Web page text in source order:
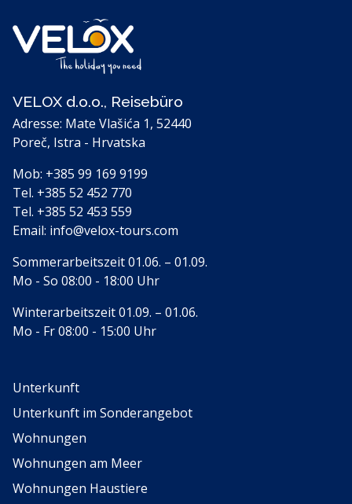
VELOX d.o.o., Reisebüro
Adresse: Mate Vlašića 1, 52440
Poreč, Istra - Hrvatska
Mob: +385 99 169 9199
Tel. +385 52 452 770
Tel. +385 52 453 559
Email: info@velox-tours.com
Sommerarbeitszeit 01.06. – 01.09.
Mo - So 08:00 - 18:00 Uhr
Winterarbeitszeit 01.09. – 01.06.
Mo - Fr 08:00 - 15:00 Uhr
Unterkunft
Unterkunft im Sonderangebot
Wohnungen
Wohnungen am Meer
Wohnungen Haustiere